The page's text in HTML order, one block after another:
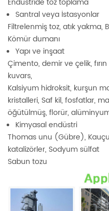
Santral veya İstasyonlar
Filtrelenmiş toz, atık
Kömür dumanı
Yapı ve inşaat
Çimento, demir ve çelik,
kuvars,
Kalsiyum hidroksit, kurşun
kristalleri, Saf kil, fosfatlar,
öğütülmüş, florür,
Kimyasal endüstri
Thomas unu (Gübre),
katalizörler, Sodyum sülfat
Sabun tozu